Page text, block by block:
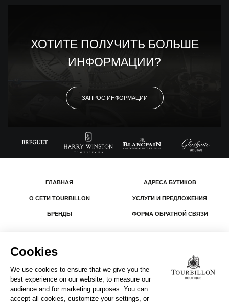
ХОТИТЕ ПОЛУЧИТЬ БОЛЬШЕ
ИНФОРМАЦИИ?
ЗАПРОС ИНФОРМАЦИИ
ГЛАВНАЯ
О СЕТИ TOURBILLON
БРЕНДЫ
АДРЕСА БУТИКОВ
УСЛУГИ И ПРЕДЛОЖЕНИЯ
ФОРМА ОБРАТНОЙ СВЯЗИ
Все права защищены.